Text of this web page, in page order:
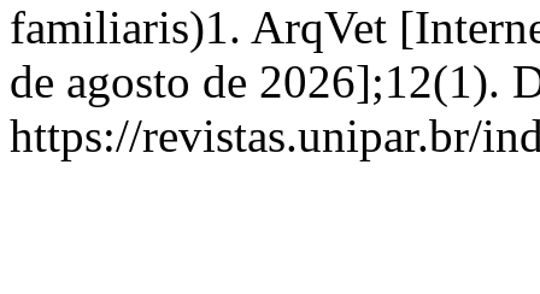
familiaris)1. ArqVet
de agosto de 2026];12(1).
https://revistas.unipar.br/